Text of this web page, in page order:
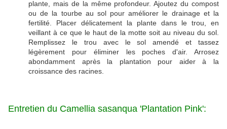
plante, mais de la même profondeur.Ajoutez du compost
ou de la tourbe au sol pour améliorer le drainage et la
fertilité. Placer délicatement la plante dans le trou, en
veillant à ce que le haut de la motte soit au niveau du sol.
Remplissez le trou avec le sol amendé et tassez
légèrement pour éliminer les poches d'air. Arrosez
abondamment après la plantation pour aider à la
croissance des racines.
Entretien du Camellia sasanqua 'Plantation Pink':